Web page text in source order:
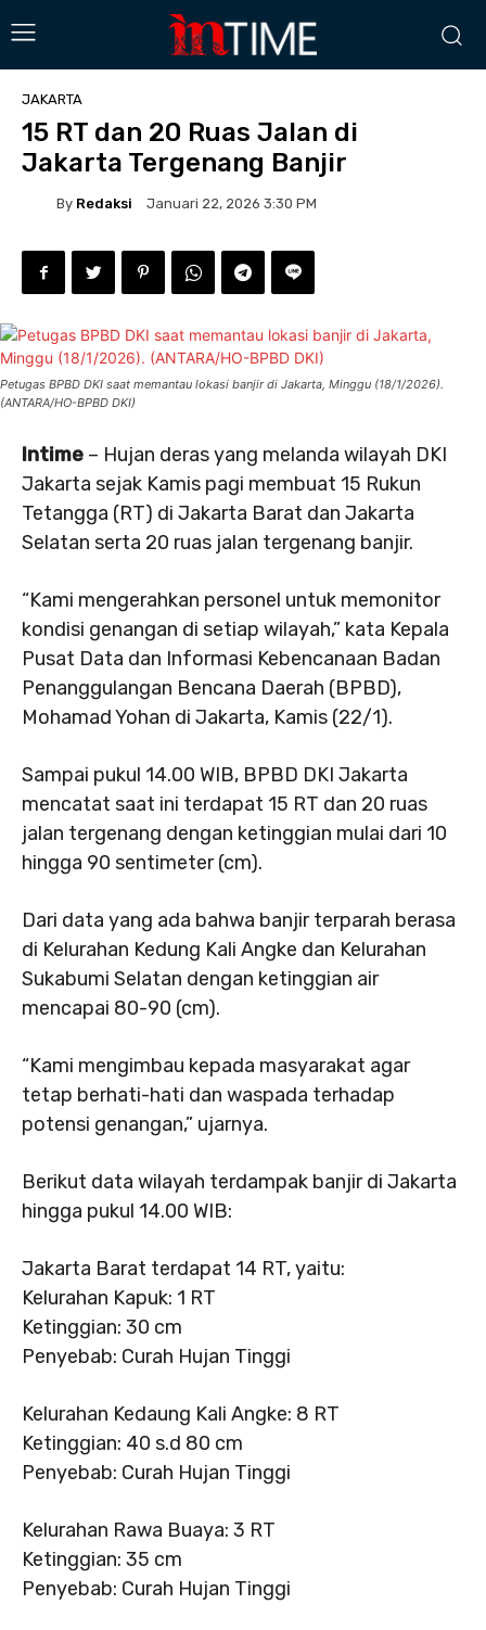
JAKARTA
15 RT dan 20 Ruas Jalan di
Jakarta Tergenang Banjir
By Redaksi Januari 22, 2026 3:30 PM
Petugas BPBD DKI saat memantau lokasi banjir di Jakarta, Minggu (18/1/2026).
(ANTARA/HO-BPBD DKI)
Intime – Hujan deras yang melanda wilayah DKI
Jakarta sejak Kamis pagi membuat 15 Rukun
Tetangga (RT) di Jakarta Barat dan Jakarta
Selatan serta 20 ruas jalan tergenang banjir.
“Kami mengerahkan personel untuk memonitor
kondisi genangan di setiap wilayah,” kata Kepala
Pusat Data dan Informasi Kebencanaan Badan
Penanggulangan Bencana Daerah (BPBD),
Mohamad Yohan di Jakarta, Kamis (22/1).
Sampai pukul 14.00 WIB, BPBD DKI Jakarta
mencatat saat ini terdapat 15 RT dan 20 ruas
jalan tergenang dengan ketinggian mulai dari 10
hingga 90 sentimeter (cm).
Dari data yang ada bahwa banjir terparah berasa
di Kelurahan Kedung Kali Angke dan Kelurahan
Sukabumi Selatan dengan ketinggian air
mencapai 80-90 (cm).
“Kami mengimbau kepada masyarakat agar
tetap berhati-hati dan waspada terhadap
potensi genangan,” ujarnya.
Berikut data wilayah terdampak banjir di Jakarta
hingga pukul 14.00 WIB:
Jakarta Barat terdapat 14 RT, yaitu:
Kelurahan Kapuk: 1 RT
Ketinggian: 30 cm
Penyebab: Curah Hujan Tinggi
Kelurahan Kedaung Kali Angke: 8 RT
Ketinggian: 40 s.d 80 cm
Penyebab: Curah Hujan Tinggi
Kelurahan Rawa Buaya: 3 RT
Ketinggian: 35 cm
Penyebab: Curah Hujan Tinggi